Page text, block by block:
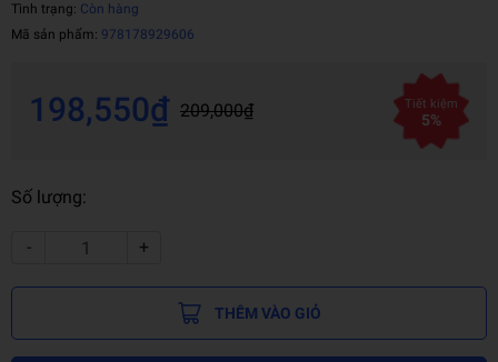
Tình trạng: Còn hàng
Mã sản phẩm: 978178929606
198,550₫ 209,000₫ Tiết kiệm
5%
Số lượng:
- +
THÊM VÀO GIỎ